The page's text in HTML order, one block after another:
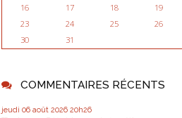
16
17 18 19
23
24 25 26
30
31
COMMENTAIRES RÉCENTS
jeudi 06 août 2026 20h26